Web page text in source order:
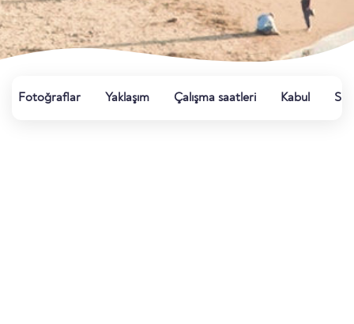
Fotoğraflar Yaklaşım Çalışma saatleri Kabul Su